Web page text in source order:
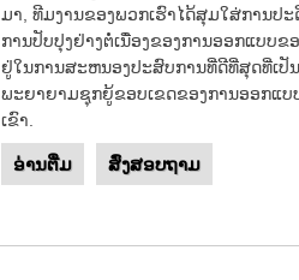
ມາ, ທີມງານຂອງພວກເຮົາໄດ້ສຸມໃສ່ການປ
ການປັບປຸງຢ່າງຕໍ່ເນື່ອງຂອງການອອກແບບ
ຢູ່ໃນການສະຫນອງປະສົບການທີ່ດີທີ່ສຸດທີ່ເປັ
ພະຍາຍາມຊຸກຍູ້ຂອບເຂດຂອງການອອກແ
ເຂົາ.
ອ່ານ​ຕື່ມ ສົ່ງສອບຖາມ